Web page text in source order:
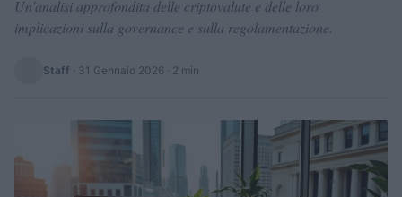
Un'analisi approfondita delle criptovalute e delle loro
implicazioni sulla governance e sulla regolamentazione.
Staff · 31 Gennaio 2026 · 2 min